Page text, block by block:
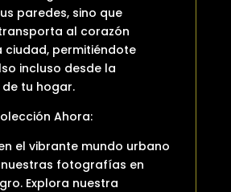
paredes, sino que
al corazón
ciudad, permitiéndote
incluso desde la
tu hogar.
Ahora:
el vibrante mundo urbano
fotografías en
Explora nuestra